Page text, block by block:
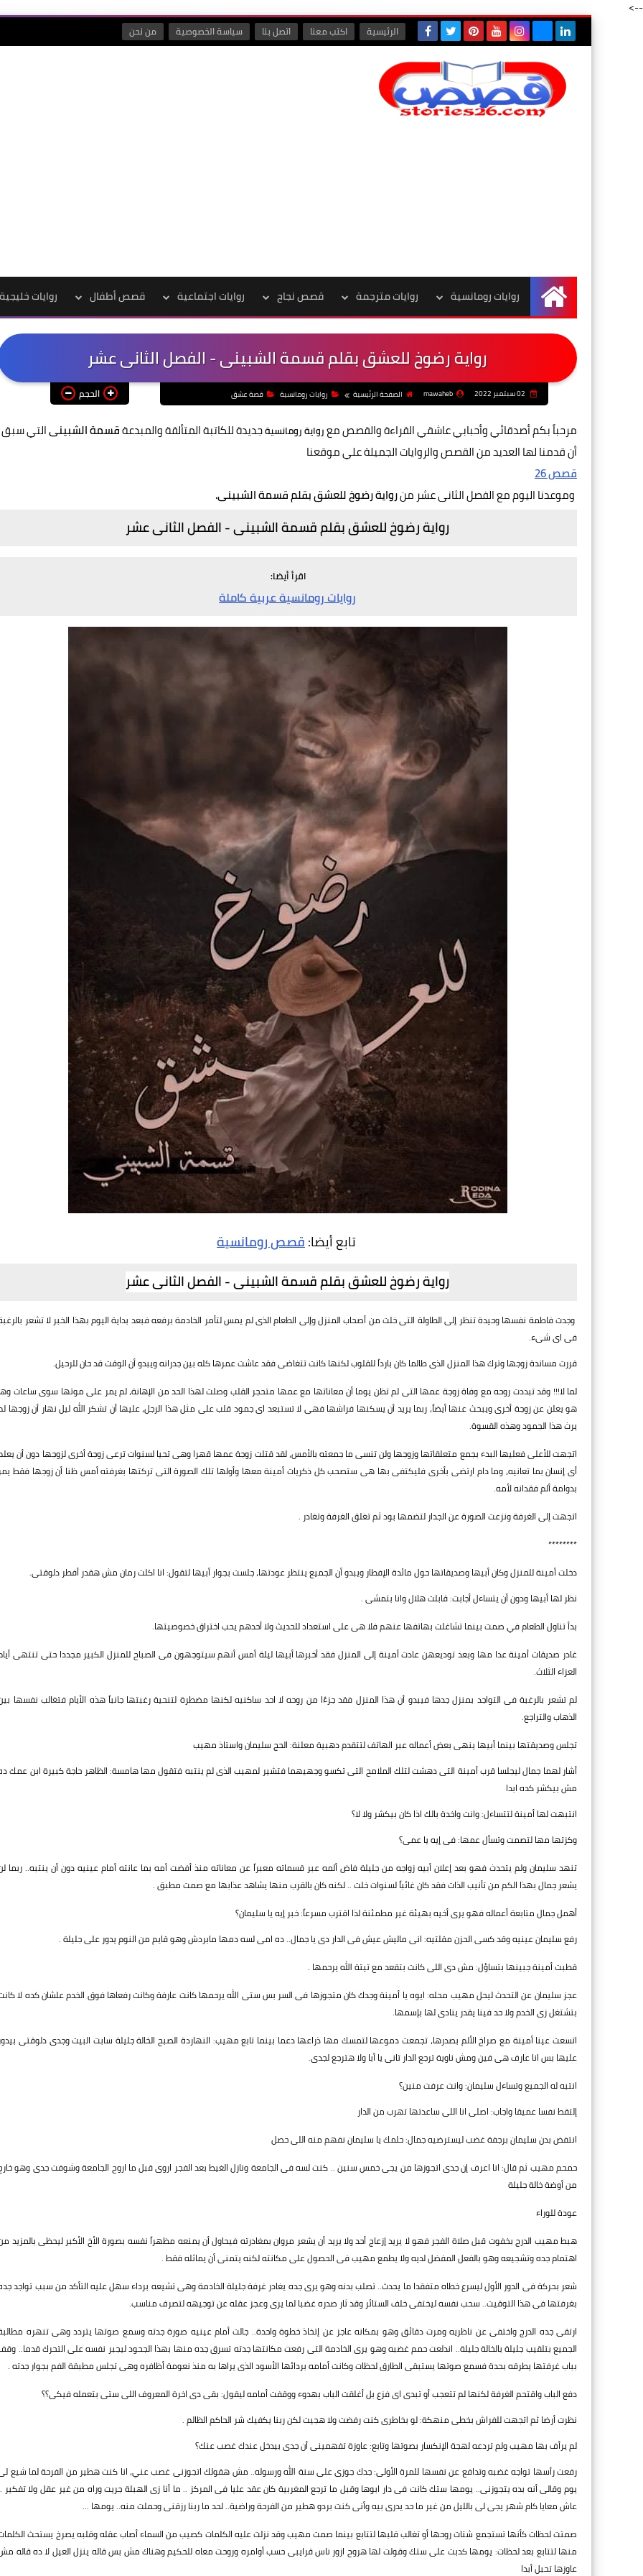
-->
الرئيسية اكتب معنا اتصل بنا سياسة الخصوصية من نحن
الرئيسية
روايات رومانسية روايات مترجمة قصص نجاح روايات اجتماعية قصص أطفال روايات خليجية
رواية رضوخ للعشق بقلم قسمة الشبينى - الفصل الثانى عشر
mawaheb الصفحة الرئيسية روايات رومانسية قصة عشق الحجم
مرحباً بكم أصدقائي وأحبابي عاشقي القراءة والقصص معرواية رومانسيةجديدة للكاتبة المتألقة والمبدعةقسمة الشبينىالتي سبق
أن قدمنا لها العديد من القصص والروايات الجميلة علي موقعنا
قصص 26
وموعدنا اليوم مع الفصل الثانى عشر منرواية رضوخ للعشق بقلم قسمة الشبينى.
رواية رضوخ للعشق بقلم قسمة الشبينى - الفصل الثانى عشر
اقرأ أيضا:
روايات رومانسية عربية كاملة
تابع أيضا:قصص رومانسية
رواية رضوخ للعشق بقلم قسمة الشبينى - الفصل الثانى عشر
وجدت فاطمة نفسها وحيدة تنظر إلى الطاولة التى خلت من أصحاب المنزل وإلى الطعام الذى لم يمس لتأمر الخادمة برفعه فبعد بداية اليوم بهذا الخبر لا تشعر
فى اى شىء.
قررت مساندة زوجها وترك هذا المنزل الذى طالما كان بارداً للقلوب لكنها كانت تتغاضى فقد عاشت عمرها كله بين جدرانه ويبدو أن الوقت قد حان للرحيل.
لما لا!!! وقد تبددت روحه مع وفاة زوجة عمها التى لم تظن يوما أن معاناتها مع عمها متحجر القلب وصلت لهذا الحد من الإهانة، لم يمر على موتها سوى ساعات
هو يعلن عن زوجة أخرى ويبحث عنها أيضاً، ربما يريد أن يسكنها فراشها فهى لا تستبعد اى جمود قلب على مثل هذا الرجل، عليها أن تشكر الله ليل نهار أن زوجها
يرث هذا الجمود وهذه القسوة.
اتجهت للأعلى فعليها البدء بجمع متعلقاتها وزوجها ولن تنسى ما جمعته بالأمس، لقد قتلت زوجة عمها قهرا وهى تحيا لسنوات ترعى زوجة أخرى لزوجها دون أن
أى إنسان بما تعانيه، وما دام ارتضى بأخرى فليكتفى بها هى ستصحب كل ذكريات أمينة معها وأولها تلك الصورة التى تركتها بغرفته أمس ظنا أن زوجها فقط
بدوامة ألم فقدانه لأمه.
اتجهت إلى الغرفة ونزعت الصورة عن الجدار لتضمها بود ثم تغلق الغرفة وتغادر .
********
دخلت أمينة للمنزل وكان أبيها وصديقاتها حول مائدة الإفطار ويبدو أن الجميع ينتظر عودتها، جلست بجوار أبيها لتقول: انا اكلت رمان مش هقدر أفطر دلوقتى.
نظر لها أبيها ودون أن يتساءل أجابت: قابلت هلال وانا بتمشى .
بدأ تناول الطعام في صمت بينما تشاغلت بهاتفها عنهم فلا هى على استعداد للحديث ولا أحدهم يحب اختراق خصوصيتها.
غادر صديقات أمينة عدا مها وبعد توديعهن عادت أمينة إلى المنزل فقد أخبرها أبيها ليلة أمس أنهم سيتوجهون فى الصباح للمنزل الكبير مجددا حتى تنتهى
العزاء الثلاث.
لم تشعر بالرغبة فى التواجد بمنزل جدها فيبدو أن هذا المنزل فقد جزءًا من روحه لا احد ساكنيه لكنها مضطرة لتنحية رغبتها جانباً هذه الأيام فتغالب نفسها
الذهاب والتراجع.
تجلس وصديقتها بينما أبيها ينهى بعض أعماله عبر الهاتف لتتقدم دهبية معلنة: الحج سليمان واستاذ مهيب
أشار لهما جمال ليجلسا قرب أمينة التى دهشت لتلك الملامح التى تكسو وجهيهما فتشير لمهيب الذى لم ينتبه فتقول مها هامسة: الظاهر حاجة كبيرة ابن عمك
مش بيكشر كده ابدا
انتبهت لها أمينة لتتساءل: وانت واخدة بالك اذا كان بيكشر ولا لا؟
وكزتها مها لتصمت وتسأل عمها: فى إيه يا عمى؟
تنهد سليمان ولم يتحدث فهو بعد إعلان أبيه زواجه من جليلة فاض ألمه عبر قسماته معبراً عن معاناته منذ أفضت أمه بما عانته أمام عينيه دون أن ينتبه.. ربما
يشعر جمال بهذا الكم من تأنيب الذات فقد كان غائباً لسنوات خلت .. لكنه كان بالقرب منها يشاهد عذابها مع صمت مطبق .
أهمل جمال متابعة أعماله فهو يرى أخيه بهيئة غير مطمئنة لذا اقترب مسرعاً: خبر إيه يا سليمان؟
رفع سليمان عينيه وقد كسى الحزن مقلتيه: انى ماليش عيش فى الدار دى يا جمال.. ده امى لسه دمها مابردش وهو قايم من النوم يدور على جليلة .
قطبت أمينة جبينها بتساؤل: مش دى اللى كانت بتقعد مع تيتة الله يرحمها .
عجز سليمان عن التحدث ليحل مهيب محله: ايوه يا أمينة وجدك كان متجوزها فى السر بس ستى الله يرحمها كانت عارفة وكانت رفعاها فوق الخدم علشان كده لا
بتشتغل زى الخدم ولا حد فينا يقدر ينادى لها بإسمها.
اتسعت عينا أمينة مع صراخ الألم بصدرها، تجمعت دموعها لتمسك مها ذراعها دعما بينما تابع مهيب: النهاردة الصبح الخالة جليلة سابت البيت وجدى دلوقتى
عليها بس انا عارف هى فين ومش ناوية ترجع الدار تانى يا أبا ولا هترجع لجدى.
انتبه له الجميع وتساءل سليمان: وانت عرفت منين؟
إلتقط نفسا عميقا واجاب: اصلى انا اللى ساعدتها تهرب من الدار
انتفض بدن سليمان برجفة غضب ليسترضيه جمال: حلمك يا سليمان نفهم منه اللى حصل
حمحم مهيب ثم قال: انا اعرف إن جدى اتجوزها من يجى خمس سنين .. كنت لسه فى الجامعة ونازل الغيط بعد الفجر اروى قبل ما اروح الجامعة وشوفت جدى وهو
من أوضة خالة جليلة
عودة للوراء
هبط مهيب الدرج بخفوت قبل صلاة الفجر فهو لا يريد إزعاج أحد ولا يريد أن يشعر مروان بمغادرته فيحاول أن يمنعه مظهراً نفسه بصورة الأخ الأكبر ليحظى بالمزيد
اهتمام جده وتشجيعه وهو بالفعل المفضل لديه ولا يطمع مهيب فى الحصول على مكانته لكنه يتمنى أن يماثله فقط .
شعر بحركة فى الدور الأول ليسرع خطاه متفقدا ما يحدث.. تصلب بدنه وهو يرى جده يغادر غرفة جليلة الخادمة وهى تشيعه برداء سهل عليه التأكد من سبب تواجد
بغرفتها فى هذا التوقيت.. سحب نفسه ليختفى خلف الستائر وقد ثار صدره غضبا لما يرى وعجز عقله عن توجيهه لتصرف مناسب.
ارتقى جده الدرج واختفى عن ناظريه ومرت دقائق وهو بمكانه عاجز عن إتخاذ خطوة واحدة.. جالت أمام عينيه صورة جدته وسمع صوتها يتردد وهى تنهره
الجميع بتلقيب جليلة بالخالة جليلة.. اندلعت حمم غضبه وهو يرى الخادمة التى رفعت مكانتها جدته تسرق جده منها بهذا الجحود ليجبر نفسه على التحرك قدما..
بباب غرفتها يطرقه بحدة فسمع صوتها يستبقى الطارق لحظات وكانت أمامه بردائها الأسود الذى يراها به منذ نعومة أظافره وهى تجلس مطبقة الفم بجوار جدته .
دفع الباب واقتحم الغرفة لكنها لم تتعجب أو تبدى اى فزع بل أغلقت الباب بهدوء ووقفت أمامه ليقول: بقى دى اخرة المعروف اللى ستى بتعمله فيكى؟؟
نظرت أرضا ثم اتجهت للفراش بخطى منهكة: لو بخاطرى كنت رفضت ولا هجيت لكن ربنا يكفيك شر الحاكم الظالم .
لم يرأف بها مهيب ولم تردعه لهجة الإنكسار بصوتها وتابع: عاوزة تفهمينى أن جدى بيدخل عندك غصب عنك؟
رفعت رأسها تواجه غضبه وتدافع عن نفسها للمرة الأولى: جدك جوزى على سنة الله ورسوله.. مش هقولك اتجوزنى غصب عني، انا كنت هطير من الفرحة لما شيع
يوم وقالى أنه بده يتجوزنى.. يومها ستك كانت فى دار ابوها وقبل ما ترجع المغربية كان عقد عليا فى المركز .. ما أنا زى الهبلة جريت وراه من غير عقل ولا تفكير
عاش معايا كام شهر يجى لى بالليل من غير ما حد يدرى بيه وأنى كنت بردو هطير من الفرحة وراضية.. لحد ما ربنا رزقنى وحملت منه.. يومها ...
صمتت لحظات كأنها تستجمع شتات روحها أو تغالب قلبها لتتابع بينما صمت مهيب وقد نزلت عليه الكلمات كصيب من السماء أصاب عقله وقلبه يصرخ يستحث
منها لتتابع بعد لحظات: يومها كدبت على ستك وقولت لها هروح ازور ناس قرايبى حسب أوامره وروحت معاه للحكيم وهناك مش بس قاله ينزل العيل لا ده قاله
عاوزها تحبل أبدا